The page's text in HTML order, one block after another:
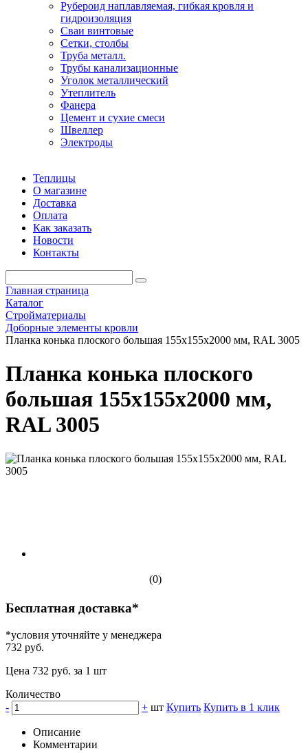
Рубероид наплавляемая, гибкая кровля и
гидроизоляция
Сваи винтовые
Сетки, столбы
Труба металл.
Трубы канализационные
Уголок металлический
Утеплитель
Фанера
Цемент и сухие смеси
Швеллер
Электроды
Теплицы
О магазине
Доставка
Оплата
Как заказать
Новости
Контакты
Главная страница
Каталог
Стройматериалы
Доборные элементы кровли
Планка конька плоского большая 155х155х2000 мм, RAL 3005
Планка конька плоского
большая 155х155х2000 мм,
RAL 3005
(0)
Бесплатная доставка*
*условия уточняйте у менеджера
732 руб.
Цена 732 руб. за 1 шт
Количество
-
+ шт Купить Купить в 1 клик
Описание
Комментарии